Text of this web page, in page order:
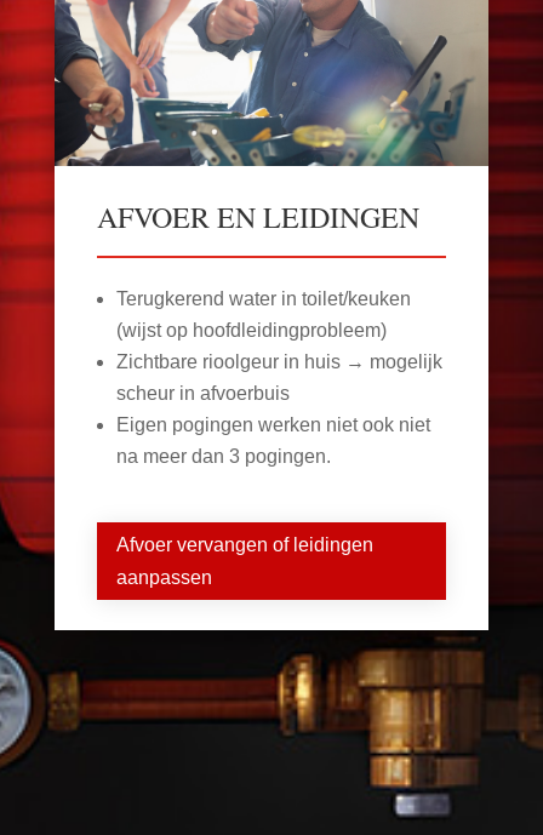
AFVOER EN LEIDINGEN
Terugkerend water in toilet/keuken
(wijst op hoofdleidingprobleem)
Zichtbare rioolgeur in huis → mogelijk
scheur in afvoerbuis
Eigen pogingen werken niet ook niet
na meer dan 3 pogingen.
Afvoer vervangen of leidingen
aanpassen